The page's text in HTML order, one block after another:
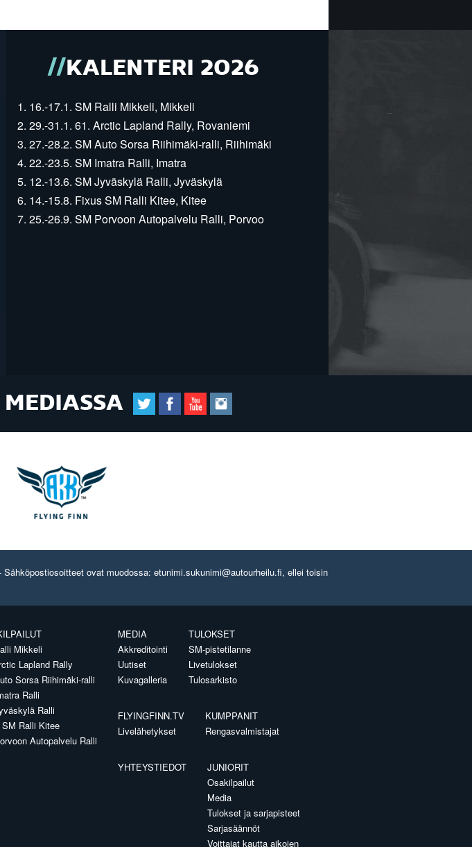
KALENTERI 2026
1. 16.-17.1. SM Ralli Mikkeli, Mikkeli
2. 29.-31.1. 61. Arctic Lapland Rally, Rovaniemi
3. 27.-28.2. SM Auto Sorsa Riihimäki-ralli, Riihimäki
4. 22.-23.5. SM Imatra Ralli, Imatra
5. 12.-13.6. SM Jyväskylä Ralli, Jyväskylä
6. 14.-15.8. Fixus SM Ralli Kitee, Kitee
7. 25.-26.9. SM Porvoon Autopalvelu Ralli, Porvoo
MEDIASSA
ovat muodossa: etunimi.sukunimi@autourheilu.fi, ellei toisin
Mikkeli
Lapland Rally
Sorsa Riihimäki-ralli
Ralli
Ralli
Ralli Kitee
Autopalvelu Ralli
MEDIA
Akkreditointi
Uutiset
Kuvagalleria
TULOKSET
SM-pistetilanne
Livetulokset
Tulosarkisto
FLYINGFINN.TV
Livelähetykset
KUMPPANIT
Rengasvalmistajat
YHTEYSTIEDOT
JUNIORIT
Osakilpailut
Media
Tulokset ja sarjapisteet
Sarjasäännöt
Voittajat kautta aikojen